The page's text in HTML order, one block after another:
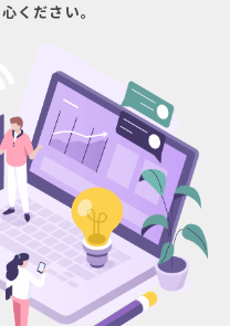
ください。